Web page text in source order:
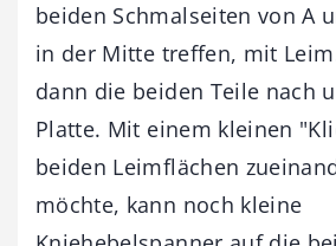
beiden Schmalseiten von A
in der Mitte treffen, mit
dann die beiden Teile nach
Platte. Mit einem kleinen
beiden Leimflächen
möchte, kann noch kleine